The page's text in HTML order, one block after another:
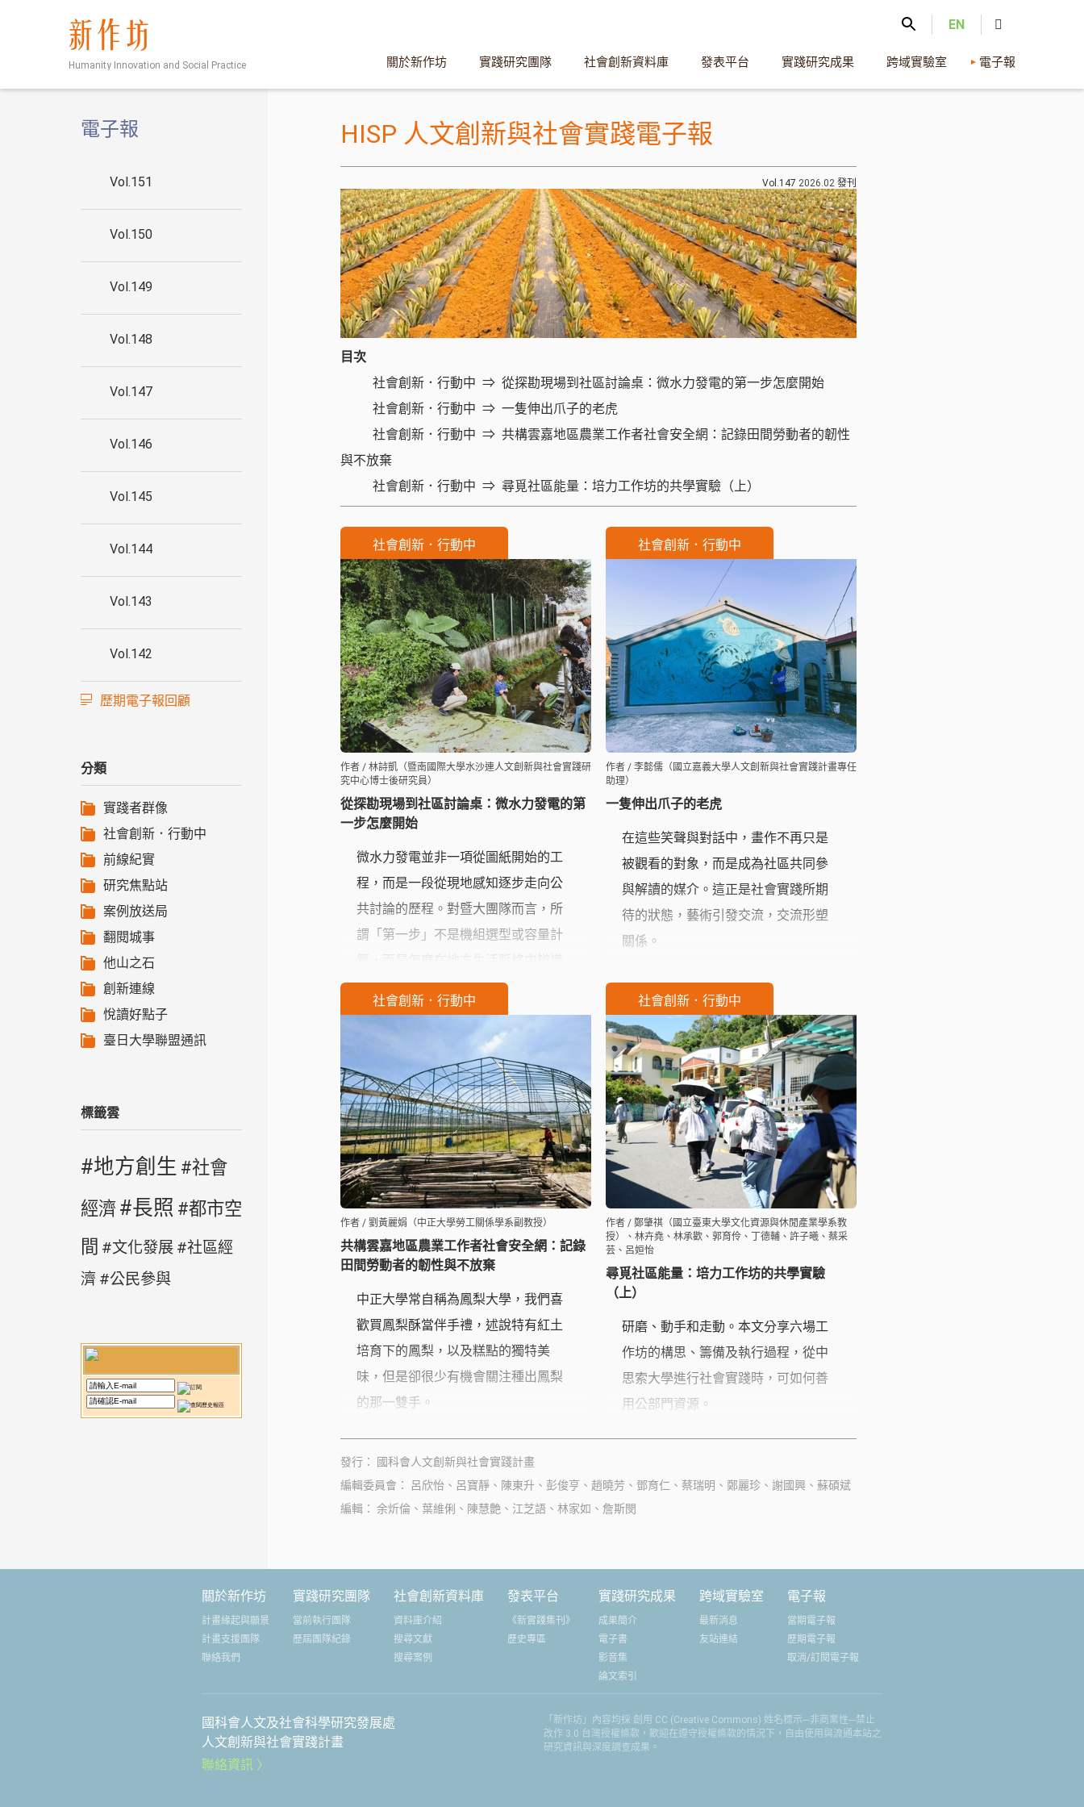
Humanity Innovation and Social Practice 關於新作坊 實踐研究團隊 社會創新資料庫 發表平台 實踐研究成果 跨域實驗室 電子報
EN
HISP 人文創新與社會實踐電子報
Vol.147 2026.02 發刊
目次
社會創新．行動中
從探勘現場到社區討論桌：微水力發電的第一步怎麼開始
社會創新．行動中
一隻伸出爪子的老虎
社會創新．行動中
共構雲嘉地區農業工作者社會安全網：記錄田間勞動者的韌性
與不放棄
社會創新．行動中
尋覓社區能量：培力工作坊的共學實驗（上）
社會創新．行動中
從探勘現場到社區討論桌：微水力發電的第
一步怎麼開始
作者 / 林詩凱（暨南國際大學水沙連人文創新與社會實踐研
究中心博士後研究員）
微水力發電並非一項從圖紙開始的工
程，而是一段從現地感知逐步走向公
共討論的歷程。對暨大團隊而言，所
謂「第一步」不是機組選型或容量計
水、理解珠子山社區居民真正需要的
是什麼，並建立一種可被共同討論、
也能實際使用的能源想像。
社會創新．行動中
一隻伸出爪子的老虎
作者 / 李懿儒（國立嘉義大學人文創新與社會實踐計畫專任
助理）
在這些笑聲與對話中，畫作不再只是
被觀看的對象，而是成為社區共同參
與解讀的媒介。這正是社會實踐所期
待的狀態，藝術引發交流，交流形塑
關係。
社會創新．行動中
共構雲嘉地區農業工作者社會安全網：記錄
田間勞動者的韌性與不放棄
作者 / 劉黃麗娟（中正大學勞工關係學系副教授）
中正大學常自稱為鳳梨大學，我們喜
歡買鳳梨酥當伴手禮，述說特有紅土
培育下的鳳梨，以及糕點的獨特美
味，但是卻很少有機會關注種出鳳梨
的那一雙手。
社會創新．行動中
尋覓社區能量：培力工作坊的共學實驗
（上）
作者 / 鄭肇祺（國立臺東大學文化資源與休閒產業學系教
授）、林卉堯、林承歡、郭育伶、丁德輔、許子曦、蔡采
芸、呂姮怡
研磨、動手和走動。本文分享六場工
作坊的構思、籌備及執行過程，從中
思索大學進行社會實踐時，可如何善
用公部門資源。
發行
國科會人文創新與社會實踐計畫
編輯委員會
呂欣怡、呂寶靜、陳東升、彭俊亨、趙曉芳、鄧育仁、蔡瑞明、鄭麗珍、謝國興、蘇碩斌
編輯
余炘倫、葉維俐、陳慧艶、江芝語、林家如、詹斯閔
電子報
Vol.151
Vol.150
Vol.149
Vol.148
Vol.147
Vol.146
Vol.145
Vol.144
Vol.143
Vol.142
歷期電子報回顧
分類
實踐者群像
社會創新．行動中
前線紀實
研究焦點站
案例放送局
翻閱城事
他山之石
創新連線
悅讀好點子
臺日大學聯盟通訊
標籤雲
地方創生
社會
經濟
長照
都市空
間
文化發展
社區經
濟
公民參與
關於新作坊
計畫緣起與願景
計畫支援團隊
聯絡我們
實踐研究團隊
當前執行團隊
歷屆團隊紀錄
社會創新資料庫
資料庫介紹
搜尋文獻
搜尋案例
發表平台
《新實踐集刊》
歷史專區
實踐研究成果
成果簡介
電子書
影音集
論文索引
跨域實驗室
最新消息
友站連結
電子報
當期電子報
歷期電子報
取消/訂閱電子報
國科會人文及社會科學研究發展處
人文創新與社會實踐計畫
聯絡資訊
「新作坊」內容均採 創用 CC (Creative Commons) 姓名標示─非商業性─禁止
改作 3.0 台灣授權條款，歡迎在遵守授權條款的情況下，自由使用與流通本站之
研究資訊與深度調查成果。